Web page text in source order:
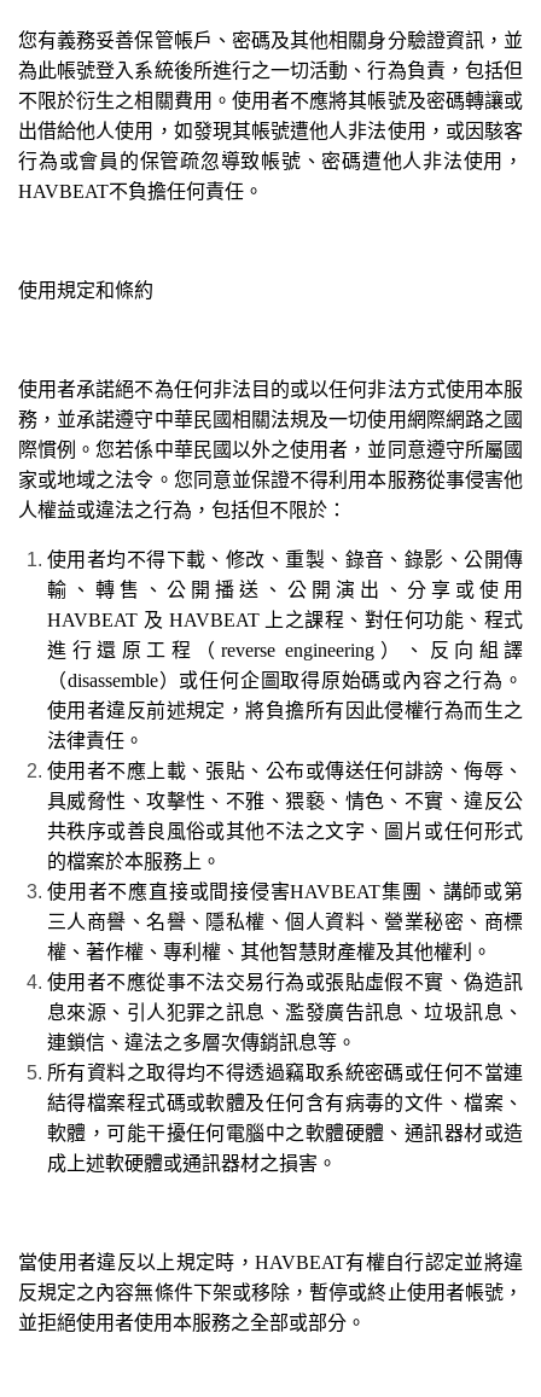
您有義務妥善保管帳戶、密碼及其他相關身分驗證資訊，並
為此帳號登入系統後所進行之一切活動、行為負責，包括但
不限於衍生之相關費用。使用者不應將其帳號及密碼轉讓或
出借給他人使用，如發現其帳號遭他人非法使用，或因駭客
行為或會員的保管疏忽導致帳號、密碼遭他人非法使用，
HAVBEAT不負擔任何責任。
使用規定和條約
使用者承諾絕不為任何非法目的或以任何非法方式使用本服
務，並承諾遵守中華民國相關法規及一切使用網際網路之國
際慣例。您若係中華民國以外之使用者，並同意遵守所屬國
家或地域之法令。您同意並保證不得利用本服務從事侵害他
人權益或違法之行為，包括但不限於：
使用者均不得下載、修改、重製、錄音、錄影、公開傳
輸、轉售、公開播送、公開演出、分享或使用
HAVBEAT 及 HAVBEAT 上之課程、對任何功能、程式
進行還原工程（reverse engineering）、反向組譯
（disassemble）或任何企圖取得原始碼或內容之行為。
使用者違反前述規定，將負擔所有因此侵權行為而生之
法律責任。
使用者不應上載、張貼、公布或傳送任何誹謗、侮辱、
具威脅性、攻擊性、不雅、猥褻、情色、不實、違反公
共秩序或善良風俗或其他不法之文字、圖片或任何形式
的檔案於本服務上。
使用者不應直接或間接侵害HAVBEAT集團、講師或第
三人商譽、名譽、隱私權、個人資料、營業秘密、商標
權、著作權、專利權、其他智慧財產權及其他權利。
使用者不應從事不法交易行為或張貼虛假不實、偽造訊
息來源、引人犯罪之訊息、濫發廣告訊息、垃圾訊息、
連鎖信、違法之多層次傳銷訊息等。
所有資料之取得均不得透過竊取系統密碼或任何不當連
結得檔案程式碼或軟體及任何含有病毒的文件、檔案、
軟體，可能干擾任何電腦中之軟體硬體、通訊器材或造
成上述軟硬體或通訊器材之損害。
當使用者違反以上規定時，HAVBEAT有權自行認定並將違
反規定之內容無條件下架或移除，暫停或終止使用者帳號，
並拒絕使用者使用本服務之全部或部分。